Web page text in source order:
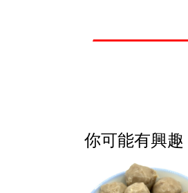
你可能有興趣